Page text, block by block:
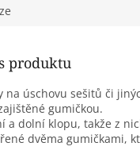
produktu
na úschovu sešitů či
gumičkou.
a dolní klopu, takže z
dvěma gumičkami,